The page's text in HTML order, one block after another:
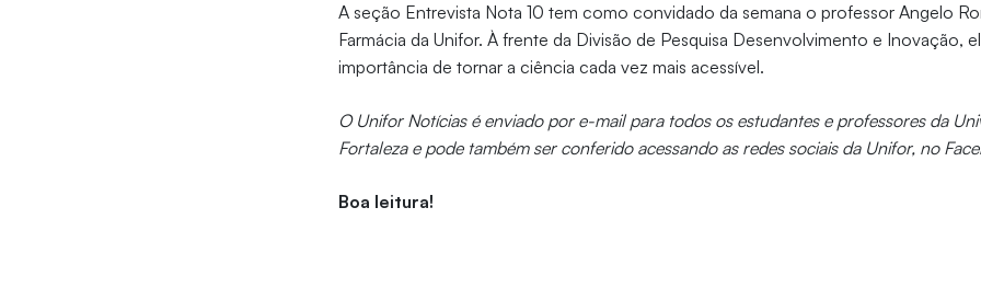
A seção Entrevista Nota 10 tem como convidado da semana o professor Angelo
Farmácia da Unifor. À frente da Divisão de Pesquisa Desenvolvimento e Inovação,
importância de tornar a ciência cada vez mais acessível.
O Unifor Notícias é enviado por e-mail para todos os estudantes e professores da
Fortaleza e pode também ser conferido acessando as redes sociais da Unifor, no
Boa leitura!